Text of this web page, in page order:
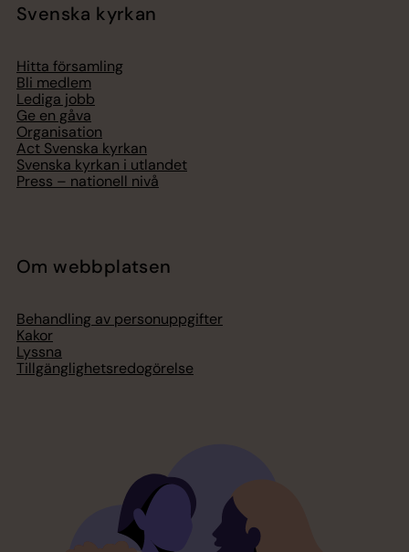
Svenska kyrkan
Hitta församling
Bli medlem
Lediga jobb
Ge en gåva
Organisation
Act Svenska kyrkan
Svenska kyrkan i utlandet
Press – nationell nivå
Om webbplatsen
Behandling av personuppgifter
Kakor
Lyssna
Tillgänglighetsredogörelse